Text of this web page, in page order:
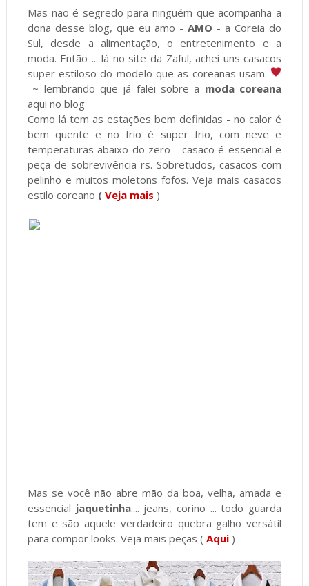
Mas não é segredo para ninguém que acompanha a
dona desse blog, que eu amo -AMO - a Coreia do
Sul, desde a alimentação, o entretenimento e a
moda. Então ... lá no site da Zaful, achei uns casacos
super estiloso do modelo que as coreanas usam.
~ lembrando que já falei sobre a moda coreana
aqui no blog
Como lá tem as estações bem definidas - no calor é
bem quente e no frio é super frio, com neve e
temperaturas abaixo do zero - casaco é essencial e
peça de sobrevivência rs. Sobretudos, casacos com
pelinho e muitos moletons fofos. Veja mais casacos
estilo coreano ( Veja mais )
Mas se você não abre mão da boa, velha, amada e
essencial jaquetinha.... jeans, corino ... todo guarda
tem e são aquele verdadeiro quebra galho versátil
para compor looks. Veja mais peças ( Aqui)